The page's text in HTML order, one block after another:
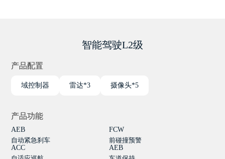
智能驾驶L2级
产品配置
域控制器 雷达*3 摄像头*5
产品功能
AEB
自动紧急刹车
FCW
前碰撞预警
ACC
AEB